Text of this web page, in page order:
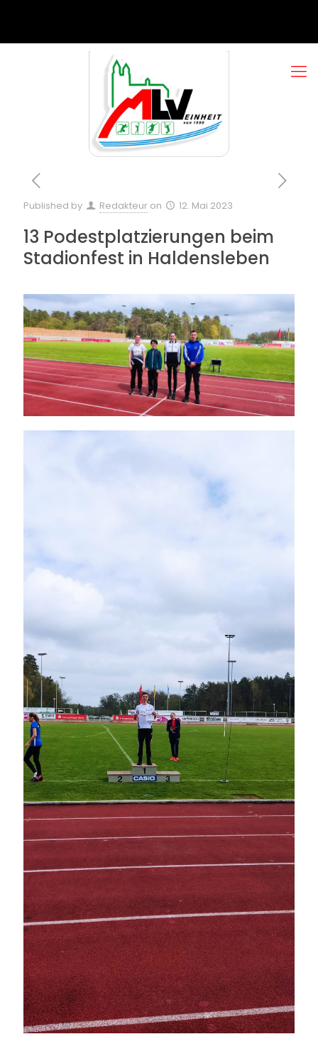
Published by Redakteur on 12. Mai 2023
13 Podestplatzierungen beim
Stadionfest in Haldensleben